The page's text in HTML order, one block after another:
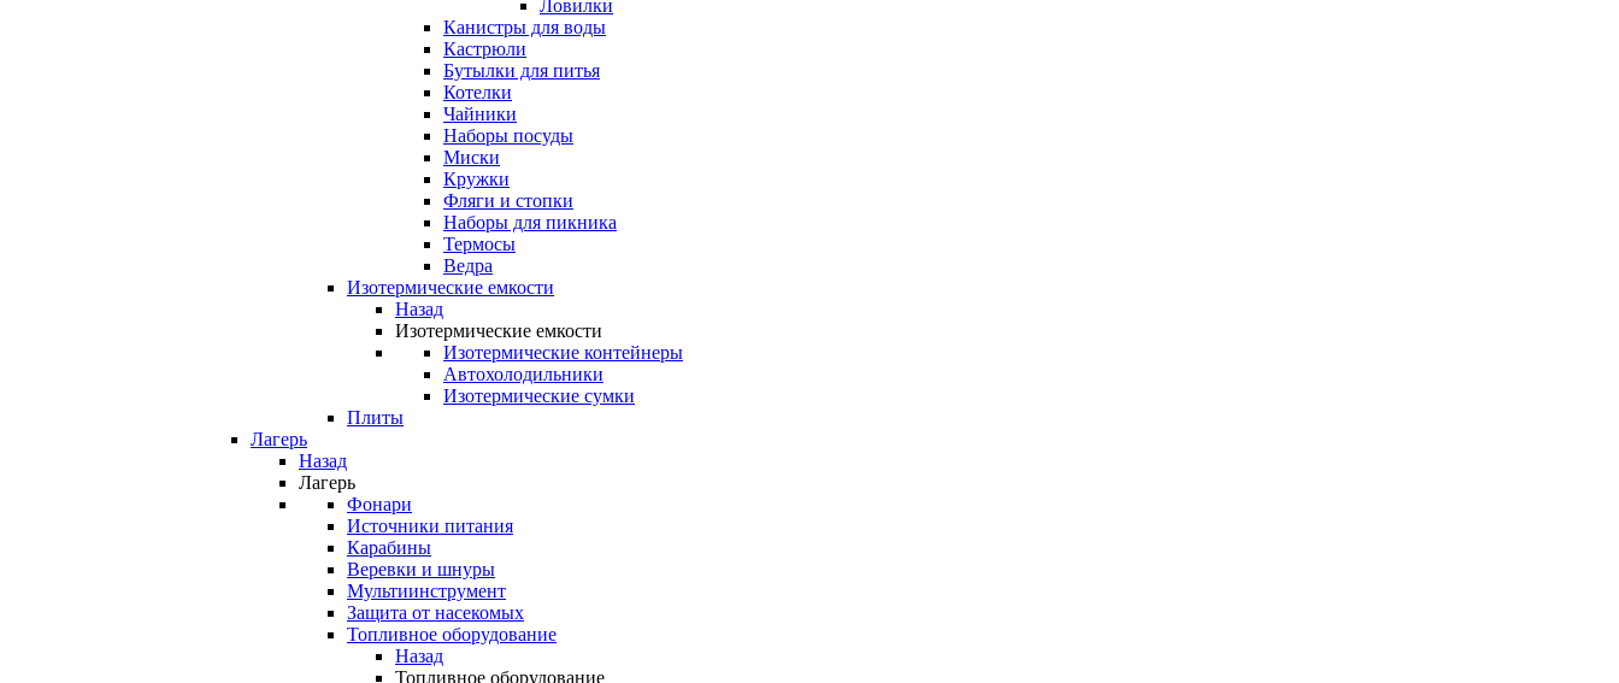
Ловилки
Канистры для воды
Кастрюли
Бутылки для питья
Котелки
Чайники
Наборы посуды
Миски
Кружки
Фляги и стопки
Наборы для пикника
Термосы
Ведра
Изотермические емкости
Назад
Изотермические емкости
Изотермические контейнеры
Автохолодильники
Изотермические сумки
Плиты
Лагерь
Назад
Лагерь
Фонари
Источники питания
Карабины
Веревки и шнуры
Мультиинструмент
Защита от насекомых
Топливное оборудование
Назад
Топливное оборудование